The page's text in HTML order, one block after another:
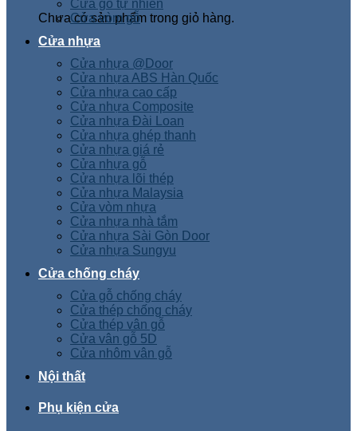
Chưa có sản phẩm trong giỏ hàng.
Cửa gỗ tự nhiên
Cửa vòm gỗ
Cửa nhựa
Cửa nhựa @Door
Cửa nhựa ABS Hàn Quốc
Cửa nhựa cao cấp
Cửa nhựa Composite
Cửa nhựa Đài Loan
Cửa nhựa ghép thanh
Cửa nhựa giá rẻ
Cửa nhựa gỗ
Cửa nhựa lõi thép
Cửa nhựa Malaysia
Cửa vòm nhựa
Cửa nhựa nhà tắm
Cửa nhựa Sài Gòn Door
Cửa nhựa Sungyu
Cửa chống cháy
Cửa gỗ chống cháy
Cửa thép chống cháy
Cửa thép vân gỗ
Cửa vân gỗ 5D
Cửa nhôm vân gỗ
Nội thất
Phụ kiện cửa